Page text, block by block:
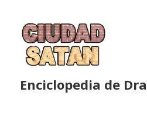
Enciclopedia de